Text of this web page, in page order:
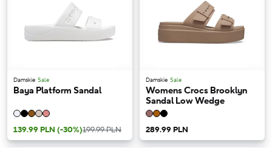
Damskie Sale
Baya Platform Sandal
139.99 PLN (-30%)199.99 PLN
Damskie Sale
Womens Crocs Brooklyn
Sandal Low Wedge
289.99 PLN